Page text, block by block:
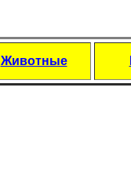
Животные